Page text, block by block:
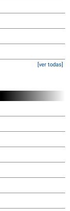
[ver todas]